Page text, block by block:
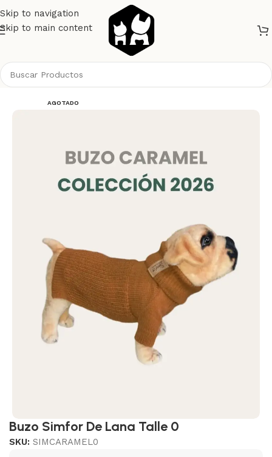
Skip to navigation
Skip to main content
AGOTADO
Buzo Simfor De Lana Talle 0
SKU: SIMCARAMEL0